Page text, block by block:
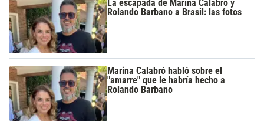
La escapada de Marina Calabró y
Rolando Barbano a Brasil: las fotos
Marina Calabró habló sobre el
"amarre" que le habría hecho a
Rolando Barbano